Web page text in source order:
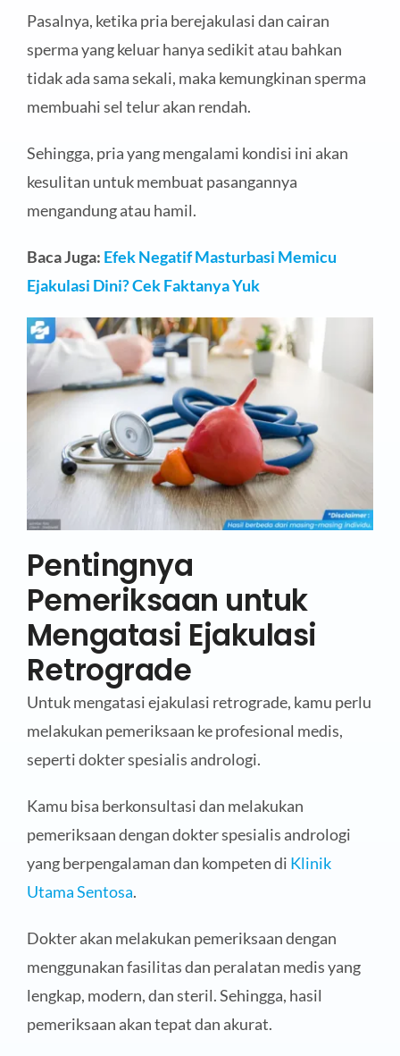
Pasalnya, ketika pria berejakulasi dan cairan
sperma yang keluar hanya sedikit atau bahkan
tidak ada sama sekali, maka kemungkinan sperma
membuahi sel telur akan rendah.
Sehingga, pria yang mengalami kondisi ini akan
kesulitan untuk membuat pasangannya
mengandung atau hamil.
Baca Juga: Efek Negatif Masturbasi Memicu
Ejakulasi Dini? Cek Faktanya Yuk
Pentingnya
Pemeriksaan untuk
Mengatasi Ejakulasi
Retrograde
Untuk mengatasi ejakulasi retrograde, kamu perlu
melakukan pemeriksaan ke profesional medis,
seperti dokter spesialis andrologi.
Kamu bisa berkonsultasi dan melakukan
pemeriksaan dengan dokter spesialis andrologi
yang berpengalaman dan kompeten di Klinik
Utama Sentosa.
Dokter akan melakukan pemeriksaan dengan
menggunakan fasilitas dan peralatan medis yang
lengkap, modern, dan steril. Sehingga, hasil
pemeriksaan akan tepat dan akurat.